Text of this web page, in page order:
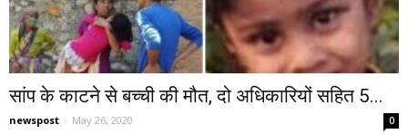
सांप के काटने से बच्ची की मौत, दो अधिकारियों सहित 5...
newspost - May 26, 2020 0